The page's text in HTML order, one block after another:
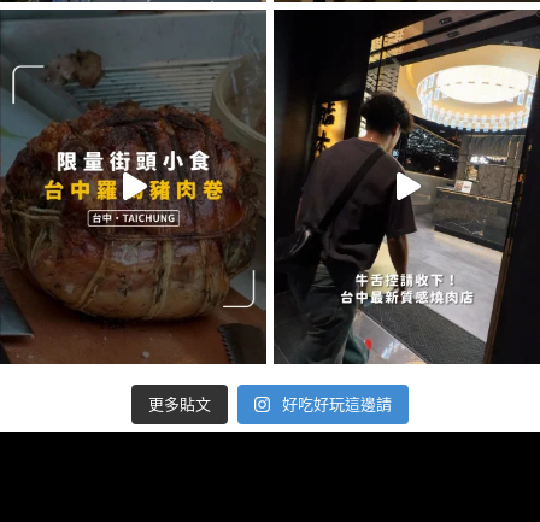
更多貼文 好吃好玩這邊請